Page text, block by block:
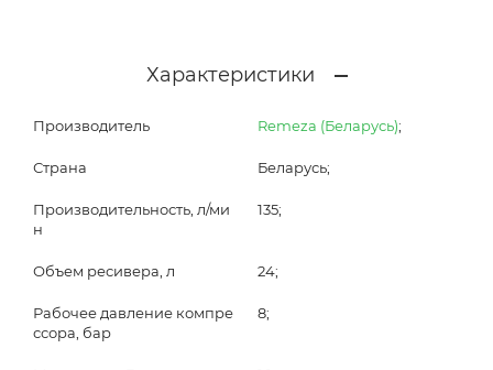
Характеристики
Производитель Remeza (Беларусь);
Страна Беларусь;
Производительность, л/ми
н
135;
Объем ресивера, л 24;
Рабочее давление компре
ссора, бар
8;